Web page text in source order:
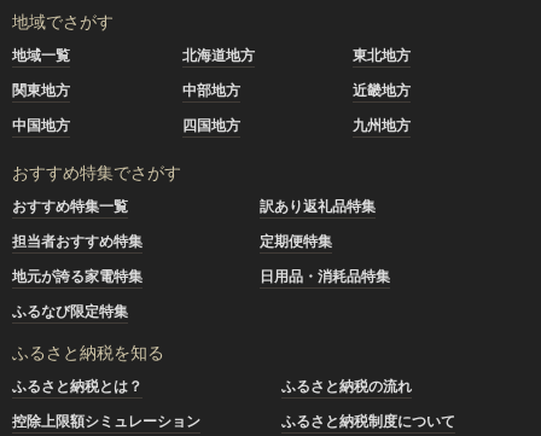
地域でさがす
地域一覧 北海道地方
東北地方
関東地方
中部地方
近畿地方
中国地方
四国地方 九州地方
おすすめ特集でさがす
おすすめ特集一覧
訳あり返礼品特集
担当者おすすめ特集
定期便特集
地元が誇る家電特集
日用品・消耗品特集
ふるなび限定特集
ふるさと納税を知る
ふるさと納税とは？
ふるさと納税の流れ
控除上限額シミュレーション
ふるさと納税制度について